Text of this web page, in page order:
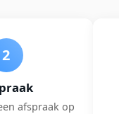
2
afspraak op